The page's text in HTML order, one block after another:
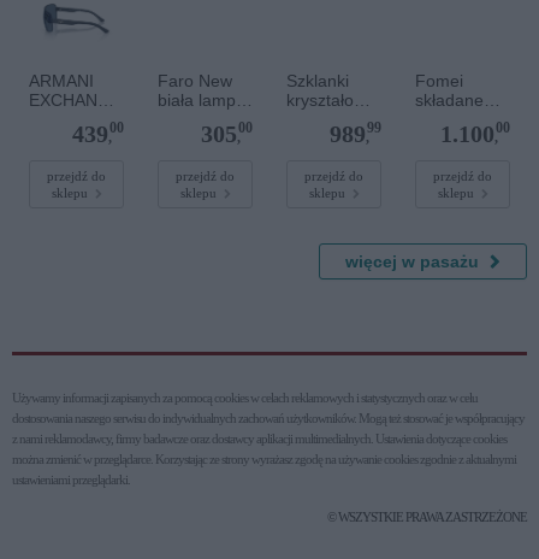
ARMANI
EXCHANGE
609980439,
00
przejdź do
sklepu
Faro New
biała lampa
szerokość
305,
00
przejdź do
sklepu
Szklanki
kryształowe
250 ml -
(875570)
989,
99
przejdź do
sklepu
Fomei
składane
140x220 cm
1.100,
00
przejdź do
sklepu
więcej w pasażu
Używamy informacji zapisanych za pomocą cookies w celach reklamowych i statystycznych oraz w celu
dostosowania naszego serwisu do indywidualnych zachowań użytkowni­ków. Mogą też stosować je współpracujący
z nami reklamodawcy, firmy badawcze oraz dostawcy aplikacji multimedialnych. Ustawienia dotyczące cookies
można zmienić w przeglądarce. Korzystając ze strony wyrażasz zgodę na używanie cookies zgodnie z aktualnymi
ustawieniami przeglądarki.
© WSZYSTKIE PRAWA ZASTRZEŻONE